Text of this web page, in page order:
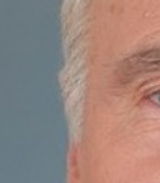
Президія
Апарат